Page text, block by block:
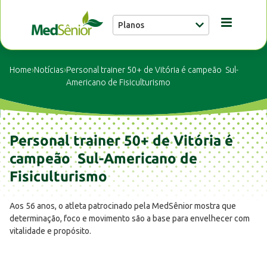
Planos
Unidades
Notícias
Home›Notícias›Personal trainer 50+ de Vitória é campeão Sul-
Americano de Fisiculturismo
Personal trainer 50+ de Vitória é
campeão Sul-Americano de
Fisiculturismo
Aos 56 anos, o atleta patrocinado pela MedSênior mostra que
determinação, foco e movimento são a base para envelhecer com
vitalidade e propósito.